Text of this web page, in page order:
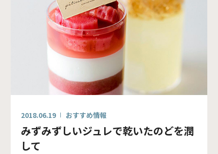
2018.06.19 おすすめ情報
みずみずしいジュレで乾いたのどを潤
して